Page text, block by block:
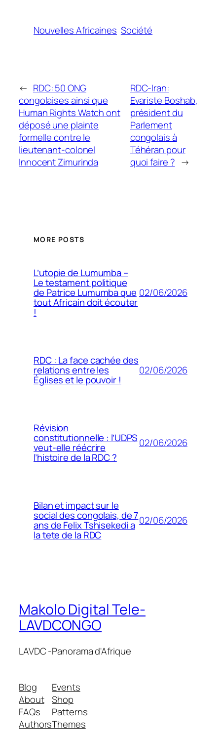
Nouvelles Africaines Société
← RDC: 50 ONG
congolaises ainsi que
Human Rights Watch ont
déposé une plainte
formelle contre le
lieutenant-colonel
Innocent Zimurinda
RDC-Iran:
Evariste Boshab,
président du
Parlement
congolais à
Téhéran pour
quoi faire ? →
MORE POSTS
L’utopie de Lumumba –
Le testament politique
de Patrice Lumumba que
tout Africain doit écouter
!
02/06/2026
RDC : La face cachée des
relations entre les
Églises et le pouvoir !
02/06/2026
Révision
constitutionnelle : l’UDPS
veut-elle réécrire
l’histoire de la RDC ?
02/06/2026
Bilan et impact sur le
social des congolais, de 7
ans de Felix Tshisekedi a
la tete de la RDC
02/06/2026
Makolo Digital Tele-
LAVDCONGO
LAVDC -Panorama d'Afrique
Blog
About
FAQs
Authors
Events
Shop
Patterns
Themes